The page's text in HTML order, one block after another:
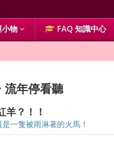
小物 FAQ 知識中心
流年停看聽
羊？！！
一隻被雨淋著的火馬！